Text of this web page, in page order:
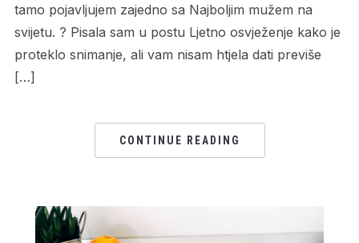
tamo pojavljujem zajedno sa Najboljim mužem na
svijetu. ? Pisala sam u postu Ljetno osvježenje kako je
proteklo snimanje, ali vam nisam htjela dati previše
[…]
CONTINUE READING